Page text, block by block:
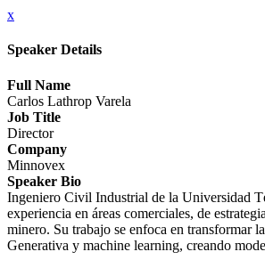
x
Speaker Details
Full Name
Carlos Lathrop Varela
Job Title
Director
Company
Minnovex
Speaker Bio
Ingeniero Civil Industrial de la Universidad
experiencia en áreas comerciales, de
minero. Su trabajo se enfoca en transformar
Generativa y machine learning, creando